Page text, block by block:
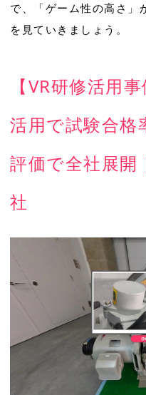
で、「ゲーム性の高さ」
を見ていきましょう。
【VR研修活用
活用で試験合格
評価で全社展開
社